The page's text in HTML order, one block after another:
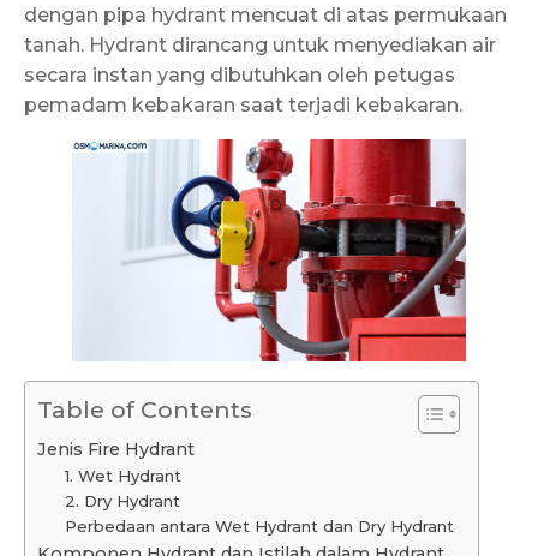
dengan pipa hydrant mencuat di atas permukaan
tanah. Hydrant dirancang untuk menyediakan air
secara instan yang dibutuhkan oleh petugas
pemadam kebakaran saat terjadi kebakaran.
Table of Contents
Jenis Fire Hydrant
1. Wet Hydrant
2. Dry Hydrant
Perbedaan antara Wet Hydrant dan Dry Hydrant